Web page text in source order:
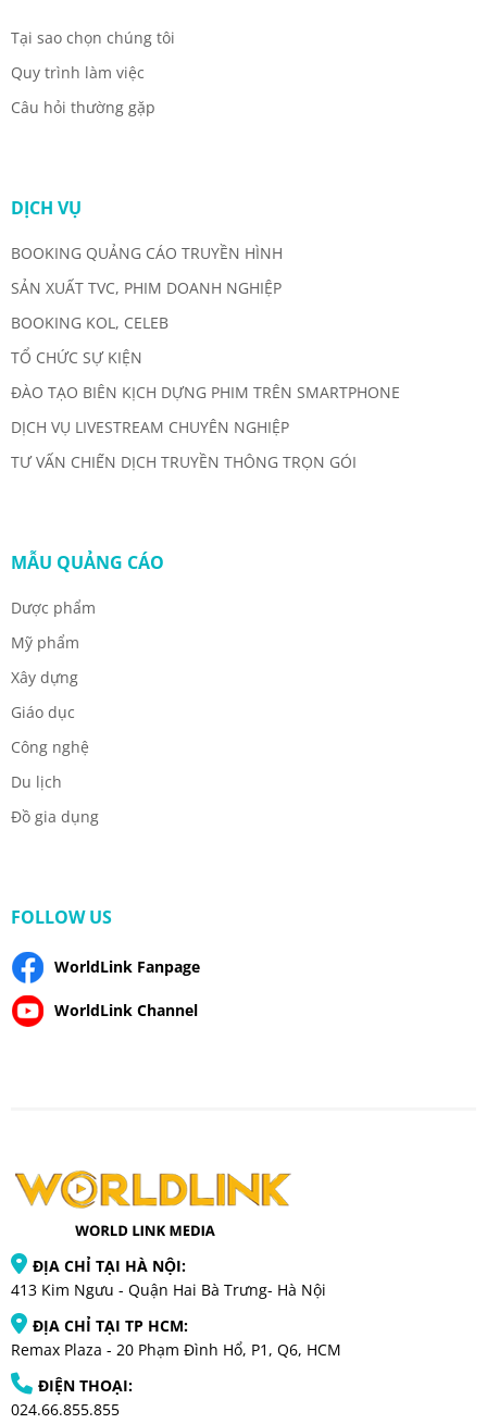
Tại sao chọn chúng tôi
Quy trình làm việc
Câu hỏi thường gặp
DỊCH VỤ
BOOKING QUẢNG CÁO TRUYỀN HÌNH
SẢN XUẤT TVC, PHIM DOANH NGHIỆP
BOOKING KOL, CELEB
TỔ CHỨC SỰ KIỆN
ĐÀO TẠO BIÊN KỊCH DỰNG PHIM TRÊN SMARTPHONE
DỊCH VỤ LIVESTREAM CHUYÊN NGHIỆP
TƯ VẤN CHIẾN DỊCH TRUYỀN THÔNG TRỌN GÓI
MẪU QUẢNG CÁO
Dược phẩm
Mỹ phẩm
Xây dựng
Giáo dục
Công nghệ
Du lịch
Đồ gia dụng
FOLLOW US
WorldLink Fanpage
WorldLink Channel
ĐỊA CHỈ TẠI HÀ NỘI:
413 Kim Ngưu - Quận Hai Bà Trưng- Hà Nội
ĐỊA CHỈ TẠI TP HCM:
Remax Plaza - 20 Phạm Đình Hổ, P1, Q6, HCM
ĐIỆN THOẠI:
024.66.855.855